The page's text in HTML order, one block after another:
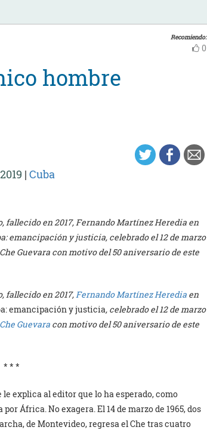
Recomiendo:
0
hombre
| Cuba
en 2017, Fernando Martínez Heredia en
emancipación y justicia, celebrado el 12 de marzo
Guevara con motivo del 50 aniversario de este
fallecido en 2017,Fernando Martínez Heredia en
emancipación y justicia, celebrado el 12 de marzo
Guevara con motivo del 50 aniversario de este
* * *
explica al editor que lo ha esperado, como
África. No exagera. El 14 de marzo de 1965, dos
de Montevideo, regresa el Che tras cuatro